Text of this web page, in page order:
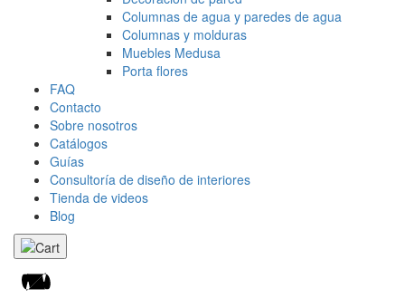
Columnas de agua y paredes de agua
Columnas y molduras
Muebles Medusa
Porta flores
FAQ
Contacto
Sobre nosotros
Catálogos
Guías
Consultoría de diseño de interiores
Tienda de videos
Blog